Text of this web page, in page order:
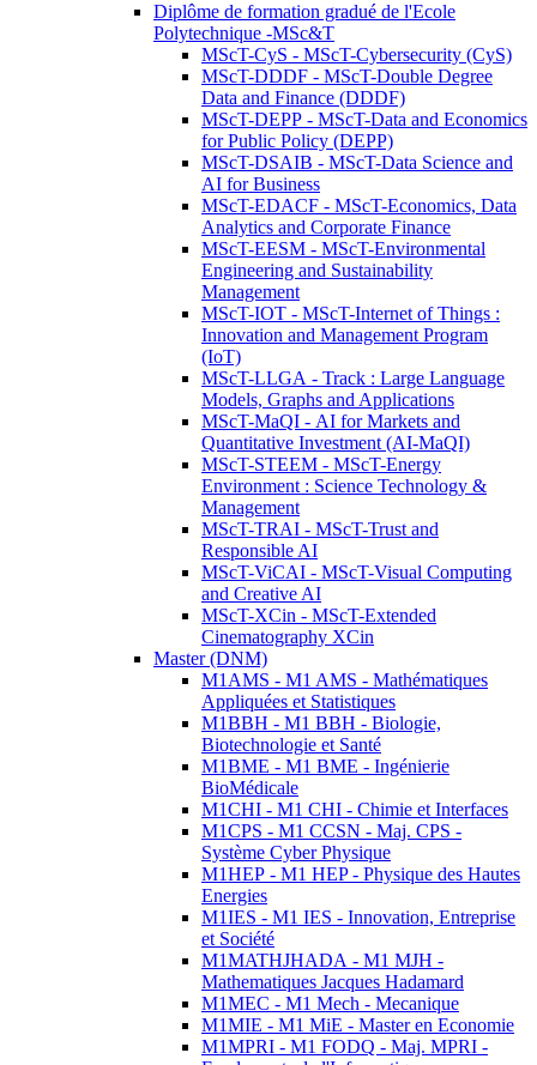
Diplôme de formation gradué de l'Ecole
Polytechnique -MSc&T
MScT-CyS - MScT-Cybersecurity (CyS)
MScT-DDDF - MScT-Double Degree
Data and Finance (DDDF)
MScT-DEPP - MScT-Data and Economics
for Public Policy (DEPP)
MScT-DSAIB - MScT-Data Science and
AI for Business
MScT-EDACF - MScT-Economics, Data
Analytics and Corporate Finance
MScT-EESM - MScT-Environmental
Engineering and Sustainability
Management
MScT-IOT - MScT-Internet of Things :
Innovation and Management Program
(IoT)
MScT-LLGA - Track : Large Language
Models, Graphs and Applications
MScT-MaQI - AI for Markets and
Quantitative Investment (AI-MaQI)
MScT-STEEM - MScT-Energy
Environment : Science Technology &
Management
MScT-TRAI - MScT-Trust and
Responsible AI
MScT-ViCAI - MScT-Visual Computing
and Creative AI
MScT-XCin - MScT-Extended
Cinematography XCin
Master (DNM)
M1AMS - M1 AMS - Mathématiques
Appliquées et Statistiques
M1BBH - M1 BBH - Biologie,
Biotechnologie et Santé
M1BME - M1 BME - Ingénierie
BioMédicale
M1CHI - M1 CHI - Chimie et Interfaces
M1CPS - M1 CCSN - Maj. CPS -
Système Cyber Physique
M1HEP - M1 HEP - Physique des Hautes
Energies
M1IES - M1 IES - Innovation, Entreprise
et Société
M1MATHJHADA - M1 MJH -
Mathematiques Jacques Hadamard
M1MEC - M1 Mech - Mecanique
M1MIE - M1 MiE - Master en Economie
M1MPRI - M1 FODQ - Maj. MPRI -